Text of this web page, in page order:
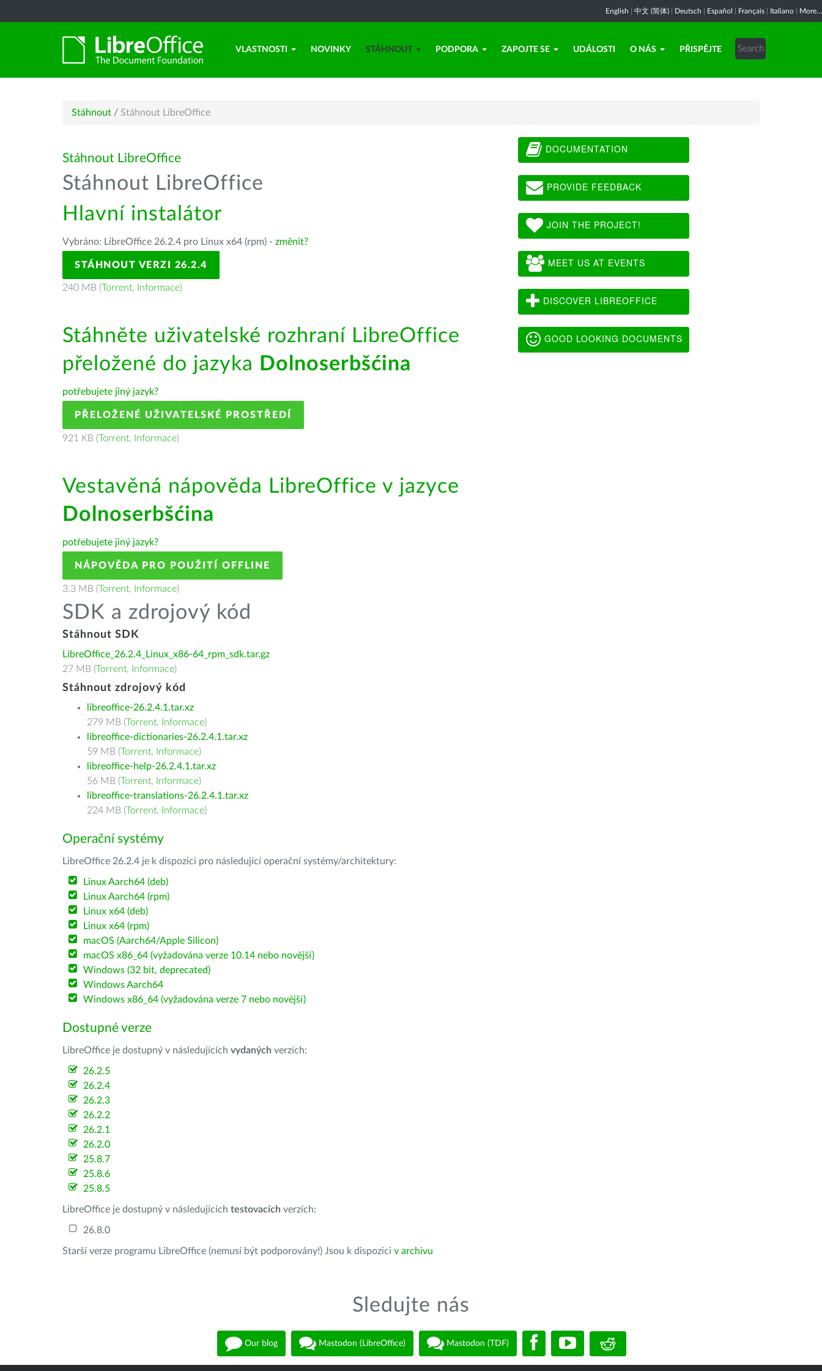
English 中文 (简体) Deutsch Español Français Italiano More...
VLASTNOSTI NOVINKY STÁHNOUT PODPORA ZAPOJTE SE UDÁLOSTI O NÁS PŘISPĚJTE
Stáhnout / Stáhnout LibreOffice
Stáhnout LibreOffice
Stáhnout LibreOffice
Hlavní instalátor
Vybráno: LibreOffice 26.2.4 pro Linux x64 (rpm) - změnit?
STÁHNOUT VERZI 26.2.4
240 MB (Torrent, Informace)
Stáhněte uživatelské rozhraní LibreOffice
přeložené do jazyka Dolnoserbšćina
potřebujete jiný jazyk?
PŘELOŽENÉ UŽIVATELSKÉ PROSTŘEDÍ
921 KB (Torrent, Informace)
Vestavěná nápověda LibreOffice v jazyce
Dolnoserbšćina
potřebujete jiný jazyk?
NÁPOVĚDA PRO POUŽITÍ OFFLINE
3.3 MB (Torrent, Informace)
SDK a zdrojový kód
Stáhnout SDK
LibreOffice_26.2.4_Linux_x86-64_rpm_sdk.tar.gz
27 MB (Torrent, Informace)
Stáhnout zdrojový kód
libreoffice-26.2.4.1.tar.xz
279 MB (Torrent, Informace)
libreoffice-dictionaries-26.2.4.1.tar.xz
59 MB (Torrent, Informace)
libreoffice-help-26.2.4.1.tar.xz
56 MB (Torrent, Informace)
libreoffice-translations-26.2.4.1.tar.xz
224 MB (Torrent, Informace)
Operační systémy
LibreOffice 26.2.4 je k dispozici pro následující operační systémy/architektury:
Linux Aarch64 (deb)
Linux Aarch64 (rpm)
Linux x64 (deb)
Linux x64 (rpm)
macOS (Aarch64/Apple Silicon)
macOS x86_64 (vyžadována verze 10.14 nebo novější)
Windows (32 bit, deprecated)
Windows Aarch64
Windows x86_64 (vyžadována verze 7 nebo novější)
Dostupné verze
LibreOffice je dostupný v následujících vydaných verzích:
26.2.5
26.2.4
26.2.3
26.2.2
26.2.1
26.2.0
25.8.7
25.8.6
25.8.5
LibreOffice je dostupný v následujících testovacích verzích:
26.8.0
Starší verze programu LibreOffice (nemusí být podporovány!) Jsou k dispozici v archivu
DOCUMENTATION
PROVIDE FEEDBACK
JOIN THE PROJECT!
MEET US AT EVENTS
DISCOVER LIBREOFFICE
GOOD LOOKING DOCUMENTS
Sledujte nás
Our blog Mastodon (LibreOffice) Mastodon (TDF)